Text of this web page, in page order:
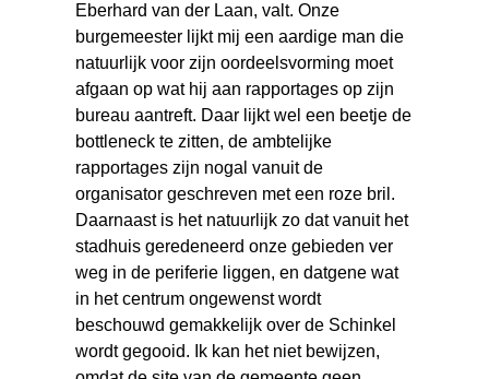
Eberhard van der Laan, valt. Onze
burgemeester lijkt mij een aardige man die
natuurlijk voor zijn oordeelsvorming moet
afgaan op wat hij aan rapportages op zijn
bureau aantreft. Daar lijkt wel een beetje de
bottleneck te zitten, de ambtelijke
rapportages zijn nogal vanuit de
organisator geschreven met een roze bril.
Daarnaast is het natuurlijk zo dat vanuit het
stadhuis geredeneerd onze gebieden ver
weg in de periferie liggen, en datgene wat
in het centrum ongewenst wordt
beschouwd gemakkelijk over de Schinkel
wordt gegooid. Ik kan het niet bewijzen,